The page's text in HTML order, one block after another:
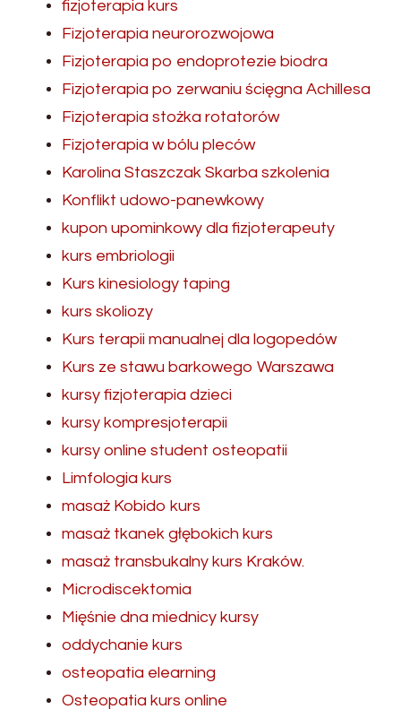
fizjoterapia kurs
Fizjoterapia neurorozwojowa
Fizjoterapia po endoprotezie biodra
Fizjoterapia po zerwaniu ścięgna Achillesa
Fizjoterapia stożka rotatorów
Fizjoterapia w bólu pleców
Karolina Staszczak Skarba szkolenia
Konflikt udowo-panewkowy
kupon upominkowy dla fizjoterapeuty
kurs embriologii
Kurs kinesiology taping
kurs skoliozy
Kurs terapii manualnej dla logopedów
Kurs ze stawu barkowego Warszawa
kursy fizjoterapia dzieci
kursy kompresjoterapii
kursy online student osteopatii
Limfologia kurs
masaż Kobido kurs
masaż tkanek głębokich kurs
masaż transbukalny kurs Kraków.
Microdiscektomia
Mięśnie dna miednicy kursy
oddychanie kurs
osteopatia elearning
Osteopatia kurs online